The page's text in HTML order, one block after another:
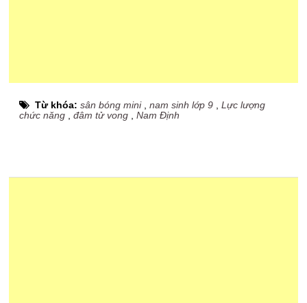
Từ khóa:sân bóng mini,nam sinh lớp 9 ,Lực lượng
chức năng ,đâm tử vong ,Nam Định